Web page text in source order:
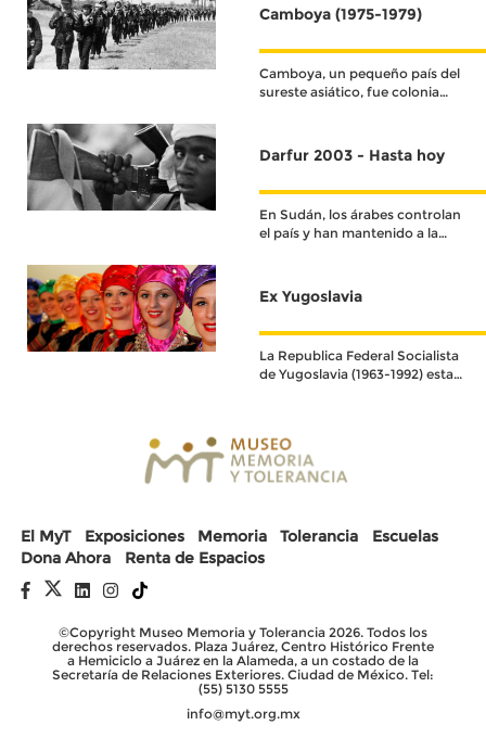
Camboya (1975-1979)
Camboya, un pequeño país del
sureste asiático, fue colonia
Darfur 2003 - Hasta hoy
En Sudán, los árabes controlan
el país y han mantenido a la
durante décadas.
Ex Yugoslavia
La Republica Federal Socialista
de Yugoslavia (1963-1992) estaba
El MyT Exposiciones Memoria Tolerancia
Escuelas
Dona Ahora
Renta de Espacios
©Copyright Museo Memoria y Tolerancia 2026. Todos los
derechos reservados. Plaza Juárez, Centro Histórico Frente
a Hemiciclo a Juárez en la Alameda, a un costado de la
Secretaría de Relaciones Exteriores. Ciudad de México. Tel:
(55) 5130 5555
info@myt.org.mx